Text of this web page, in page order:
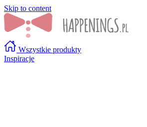
Skip to content
Wszystkie produkty
Inspiracje